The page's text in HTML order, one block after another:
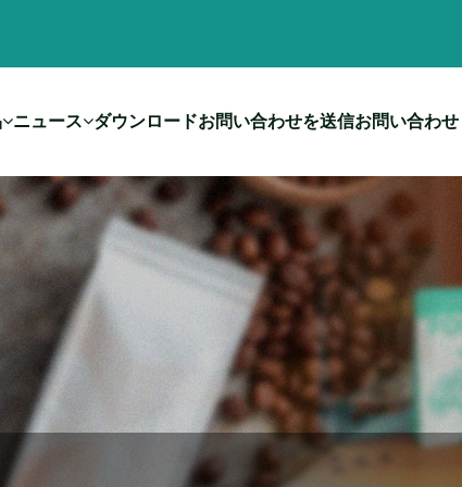
ニュース ダウンロードお問い合わせを送信お問い合わせ